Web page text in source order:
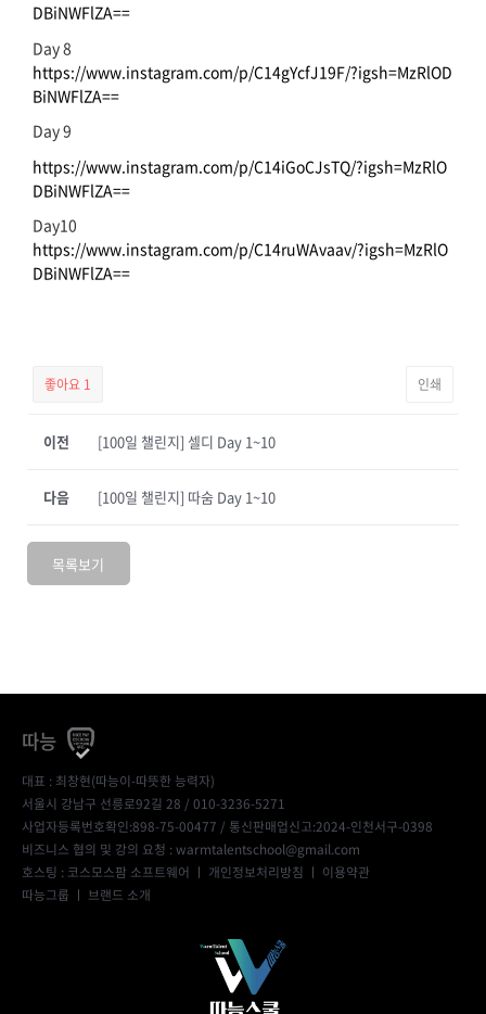
DBiNWFlZA==
Day 8
https://www.instagram.com/p/C14gYcfJ19F/?igsh=MzRlOD
BiNWFlZA==
Day 9
https://www.instagram.com/p/C14iGoCJsTQ/?igsh=MzRlO
DBiNWFlZA==
Day10
https://www.instagram.com/p/C14ruWAvaav/?igsh=MzRlO
DBiNWFlZA==
좋아요 1 인쇄
이전 [100일 챌린지] 셀디 Day 1~10
[100일 챌린지] 따숨 Day 1~10
다음
목록보기
따능
대표 : 최창현(따능이-따뜻한 능력자)
서울시 강남구 선릉로92길 28 / 010-3236-5271
사업자등록번호확인:898-75-00477 / 통신판매업신고:2024-인천서구-0398
비즈니스 협의 및 강의 요청 : warmtalentschool@gmail.com
호스팅 : 코스모스팜 소프트웨어 ㅣ 개인정보처리방침 ㅣ 이용약관
따능그룹 ㅣ 브랜드 소개